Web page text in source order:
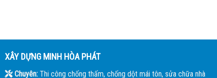
XÂY DỰNG MINH HÒA PHÁT
Chuyên:Thi công chống thấm, chống dột mái tôn, sửa chữa nhà